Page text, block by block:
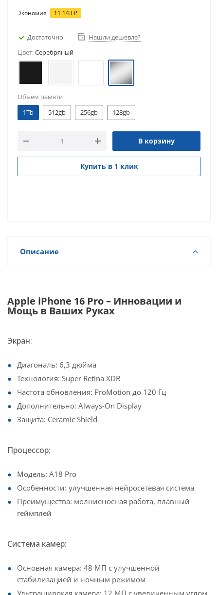
Экономия 11 143₽
Достаточно
Нашли дешевле?
Цвет:Серебряный
Объём памяти
1Tb
512gb 256gb 128gb
В корзину
Купить в 1 клик
Описание
Apple iPhone 16 Pro – Инновации и
Мощь в Ваших Руках
Экран:
Диагональ: 6,3 дюйма
Технология: Super Retina XDR
Частота обновления: ProMotion до 120 Гц
Дополнительно: Always-On Display
Защита: Ceramic Shield
Процессор:
Модель: A18 Pro
Особенности: улучшенная нейросетевая система
Преимущества: молниеносная работа, плавный
геймплей
Система камер:
Основная камера: 48 МП с улучшенной
стабилизацией и ночным режимом
Ультраширокая камера: 12 МП с увеличенным углом